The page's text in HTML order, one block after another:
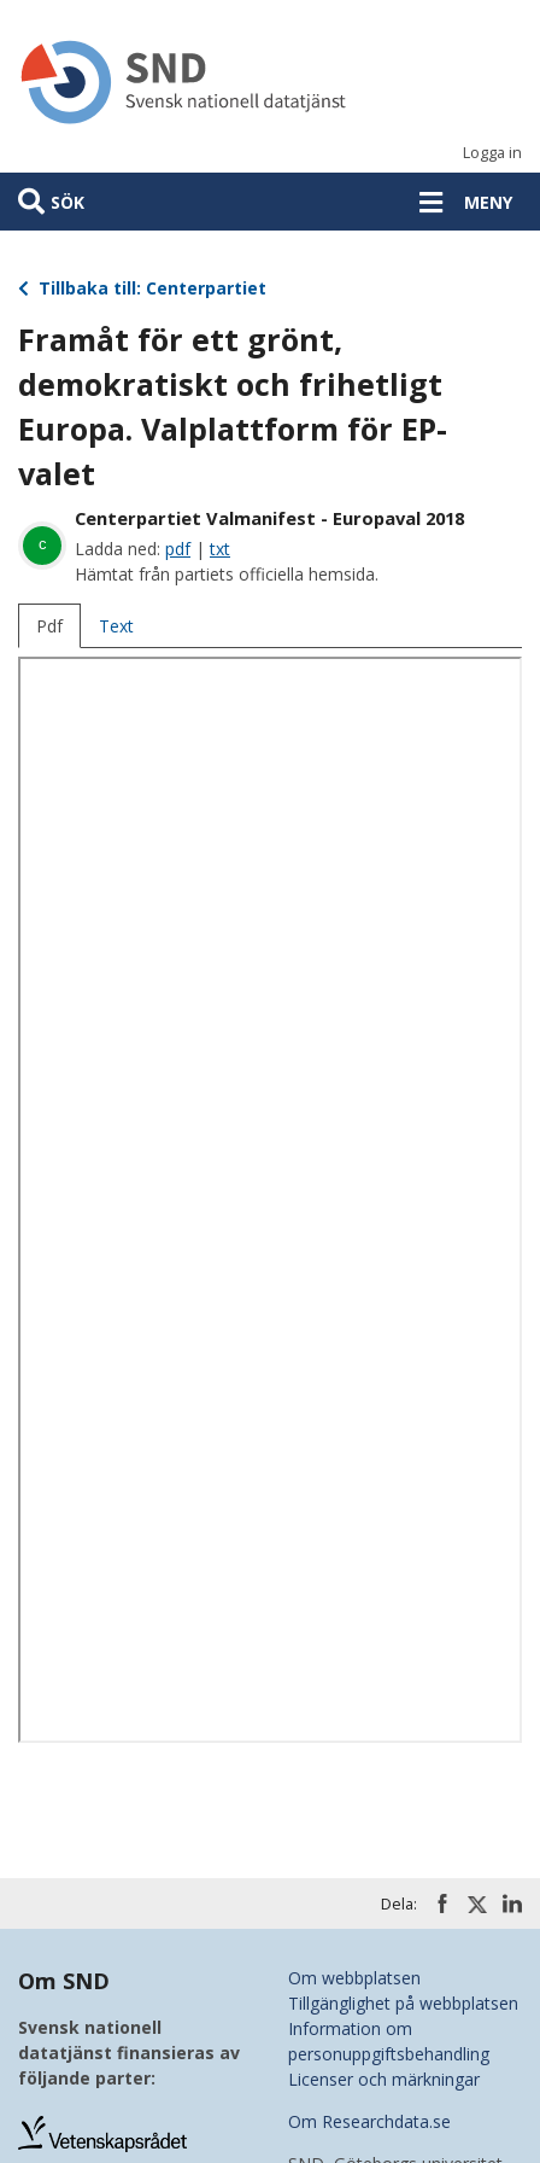
huvudinnehåll
Logga in
SÖK MENY
Tillbaka till: Centerpartiet
Framåt för ett grönt,
demokratiskt och frihetligt
Europa. Valplattform för EP-
valet
c
Centerpartiet Valmanifest - Europaval 2018
Ladda ned: pdf|txt
Hämtat från partiets officiella hemsida.
Pdf Text
Dela:
Om SND
Svensk nationell
datatjänst finansieras av
följande parter:
Om webbplatsen
Tillgänglighet på webbplatsen
Information om
personuppgiftsbehandling
Licenser och märkningar
Om Researchdata.se